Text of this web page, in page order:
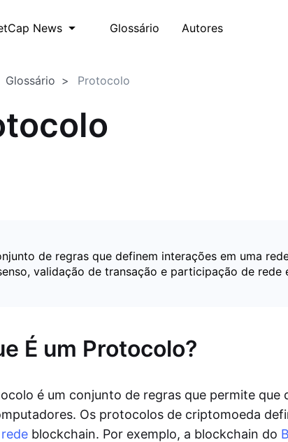
News Glossário Autores
Glossário Protocolo
de regras que definem interações em uma
validação de transação e participação de rede
É um Protocolo?
é um conjunto de regras que permite que
Os protocolos de criptomoeda
rede blockchain. Por exemplo, a blockchain do